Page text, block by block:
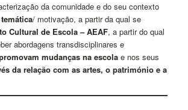
da comunidade e do seu contexto
/ motivação, a partir da qual se
Cultural de Escola – AEAF, a partir do qual
abordagens transdisciplinares e
mudanças na escola e nos seus
da relação com as artes, o património e a